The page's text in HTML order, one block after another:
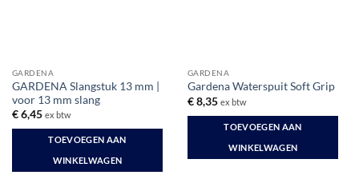
GARDENA
GARDENA Slangstuk 13 mm |
voor 13 mm slang
€6,45 ex btw
TOEVOEGEN AAN
WINKELWAGEN
GARDENA
Gardena Waterspuit Soft Grip
€8,35 ex btw
TOEVOEGEN AAN
WINKELWAGEN